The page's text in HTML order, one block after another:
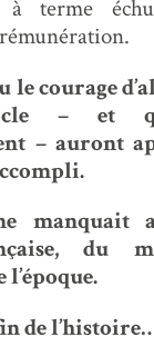
à terme
le courage
– et
– auront
manquait
du
de